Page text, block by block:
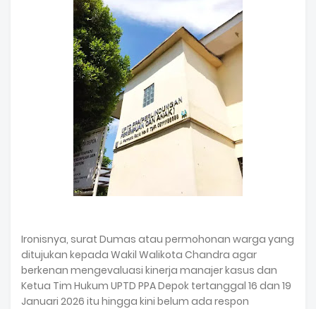
Ironisnya, surat Dumas atau permohonan warga yang
ditujukan kepada Wakil Walikota Chandra agar
berkenan mengevaluasi kinerja manajer kasus dan
Ketua Tim Hukum UPTD PPA Depok tertanggal 16 dan 19
Januari 2026 itu hingga kini belum ada respon